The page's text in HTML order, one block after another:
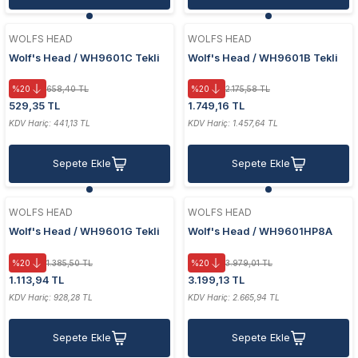
WOLFS HEAD
Wolf's Head / WH9601C Tekli
%20 658,40 TL
529,35 TL
KDV Hariç: 441,13 TL
Sepete Ekle
WOLFS HEAD
Wolf's Head / WH9601B Tekli
20Kg
%20 2.175,58 TL
1.749,16 TL
KDV Hariç: 1.457,64 TL
Sepete Ekle
WOLFS HEAD
Wolf's Head / WH9601G Tekli
%20 1.385,50 TL
1.113,94 TL
KDV Hariç: 928,28 TL
Sepete Ekle
WOLFS HEAD
Wolf's Head / WH9601HP8A
Gövde Vantuz 85 Kg
%20 3.979,01 TL
3.199,13 TL
KDV Hariç: 2.665,94 TL
Sepete Ekle